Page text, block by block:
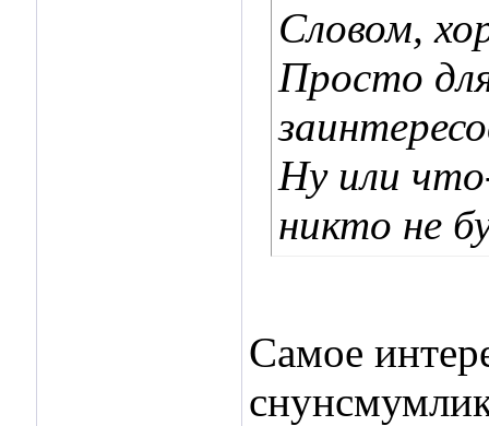
Словом,
Просто
Ну или
никто не
Самое